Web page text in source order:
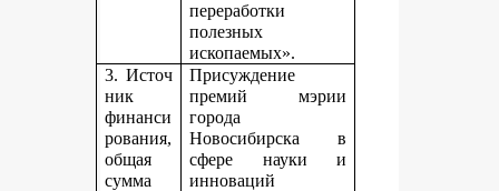
переработки
полезных
ископаемых».
3. Источ
ник
финанси
рования,
общая
сумма
Присуждение
премий мэрии
города
Новосибирска в
сфере науки и
инноваций